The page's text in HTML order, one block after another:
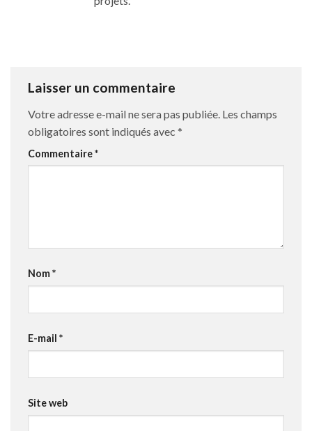
Laisser un commentaire
Votre adresse e-mail ne sera pas publiée. Les champs
obligatoires sont indiqués avec *
Commentaire*
Nom*
E-mail *
Site web